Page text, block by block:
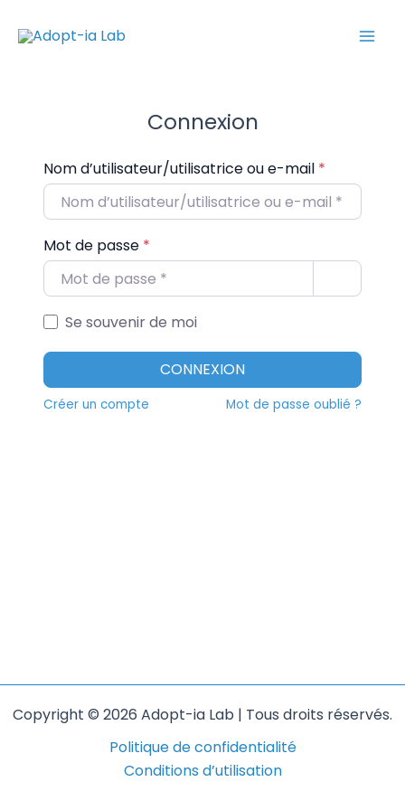
Connexion
Nom d’utilisateur/utilisatrice ou e-mail *
Mot de passe *
Se souvenir de moi
CONNEXION
Créer un compte Mot de passe oublié ?
Copyright © 2026 Adopt-ia Lab | Tous droits réservés.
Politique de confidentialité
Conditions d’utilisation